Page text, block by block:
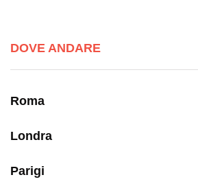
DOVE ANDARE
Roma
Londra
Parigi